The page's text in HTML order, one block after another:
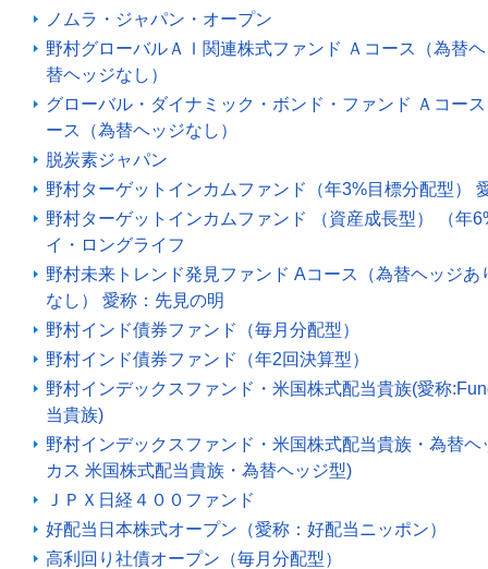
ノムラ・ジャパン・オープン
野村グローバルＡＩ関連株式ファンド Ａコース（為替
替ヘッジなし）
グローバル・ダイナミック・ボンド・ファンド Ａコー
ース（為替ヘッジなし）
脱炭素ジャパン
野村ターゲットインカムファンド（年3%目標分配型）
野村ターゲットインカムファンド （資産成長型） （年
イ・ロングライフ
野村未来トレンド発見ファンド Aコース（為替ヘッジ
なし） 愛称：先見の明
野村インド債券ファンド（毎月分配型）
野村インド債券ファンド（年2回決算型）
野村インデックスファンド・米国株式配当貴族(愛称
当貴族)
野村インデックスファンド・米国株式配当貴族・為替
カス 米国株式配当貴族・為替ヘッジ型)
ＪＰＸ日経４００ファンド
好配当日本株式オープン（愛称：好配当ニッポン）
高利回り社債オープン（毎月分配型）